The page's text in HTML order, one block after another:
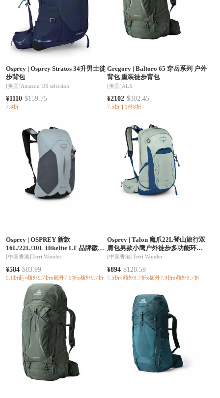
Osprey| Osprey Stratos 34升男士徒
步背包
[美国]Amazon US selection
¥1110 $159.75
7.8折
Gregory |Baltoro 65 穿岳系列 户外
背包 重装徒步背包
[美国]ALS
¥2102 $302.45
7.5折 1件8折
Osprey| OSPREY 新款
16L/22L/30L Hikelite LT 品牌徽标
装饰户外包 男女同款情侣款（香港
[中国香港]Terri Wonder
¥584 $83.99
9.1折起×额外9.7折x额外7.9折x额外9.7折
Osprey |Talon 魔爪22L登山旅行双
肩包男款小鹰户外徒步多功能环保
背包25年新品（香港仓发货）
[中国香港]Terri Wonder
¥894 $128.59
7.5折×额外9.7折x额外7.9折x额外9.7折